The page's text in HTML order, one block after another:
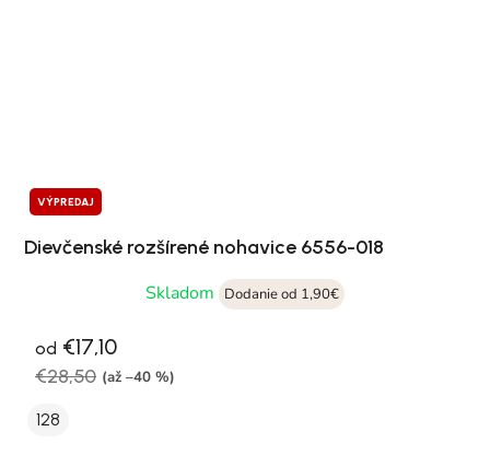
VÝPREDAJ
Dievčenské rozšírené nohavice 6556-018
Skladom
Dodanie od 1,90€
od €17,10
€28,50 (až –40 %)
128